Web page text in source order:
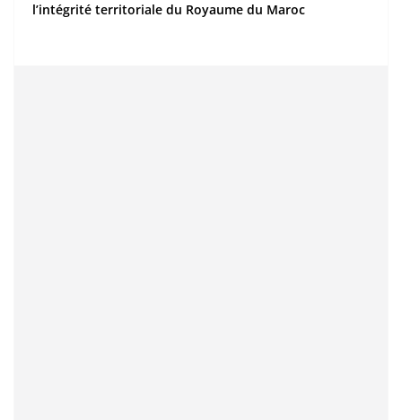
l’intégrité territoriale du Royaume du Maroc